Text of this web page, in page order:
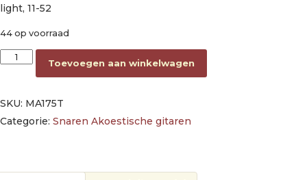
light, 11-52
44 op voorraad
string set 80/20 bronze, custom light 011-015-023-032-042-
Toevoegen aan winkelwagen
SKU: MA175T
Categorie: Snaren Akoestische gitaren